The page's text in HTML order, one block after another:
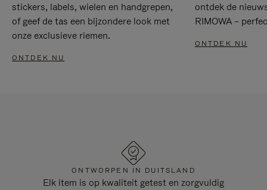
stickers, labels, wielen en handgrepen,
of geef de tas een bijzondere look met
onze exclusieve riemen.
ONTDEK NU
ontdek de
RIMOWA –
ONTDEK NU
ONTWORPEN IN DUITSLAND
Elk item is op kwaliteit getest en zorgvuldig